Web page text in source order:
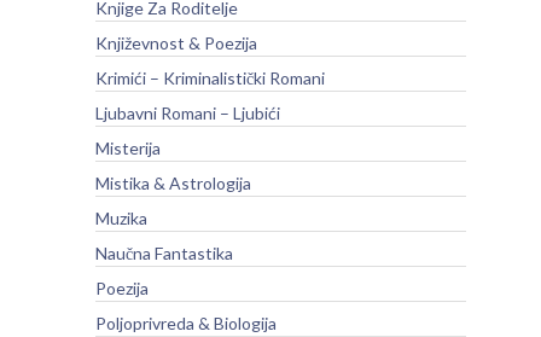
Knjige Za Roditelje
Književnost & Poezija
Krimići – Kriminalistički Romani
Ljubavni Romani – Ljubići
Misterija
Mistika & Astrologija
Muzika
Naučna Fantastika
Poezija
Poljoprivreda & Biologija